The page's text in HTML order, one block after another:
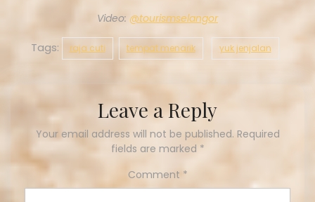
Video: @tourismselangor
Tags: raja cuti tempat menarik yuk jenjalan
Leave a Reply
Your email address will not be published. Required
fields are marked *
Comment *